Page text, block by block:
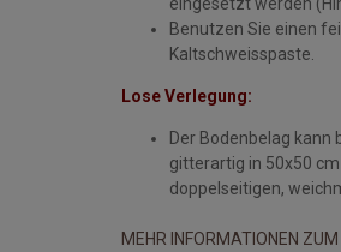
eingesetzt werden
Benutzen Sie einen
Kaltschweisspaste.
Lose Verlegung:
Der Bodenbelag kann
gitterartig in 50x50
doppelseitigen,
MEHR INFORMATIONEN